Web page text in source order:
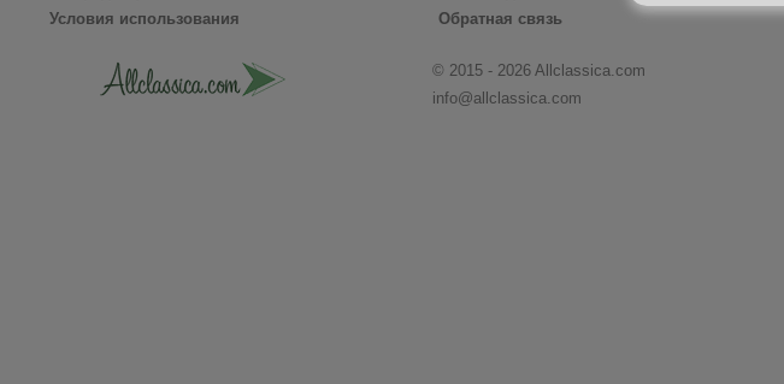
Условия использования
Обратная связь
© 2015 - 2026 Allclassica.com
info@allclassica.com